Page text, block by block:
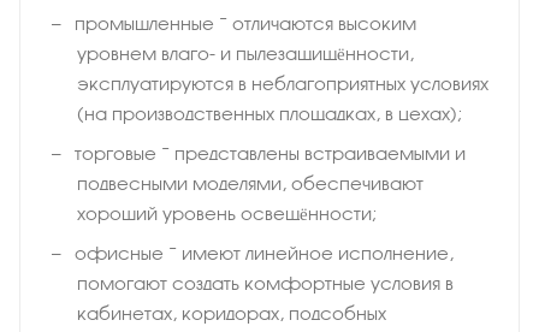
промышленные − отличаются высоким
уровнем влаго- и пылезащищённости,
эксплуатируются в неблагоприятных условиях
(на производственных площадках, в цехах);
торговые − представлены встраиваемыми и
подвесными моделями, обеспечивают
хороший уровень освещённости;
офисные − имеют линейное исполнение,
помогают создать комфортные условия в
кабинетах, коридорах, подсобных